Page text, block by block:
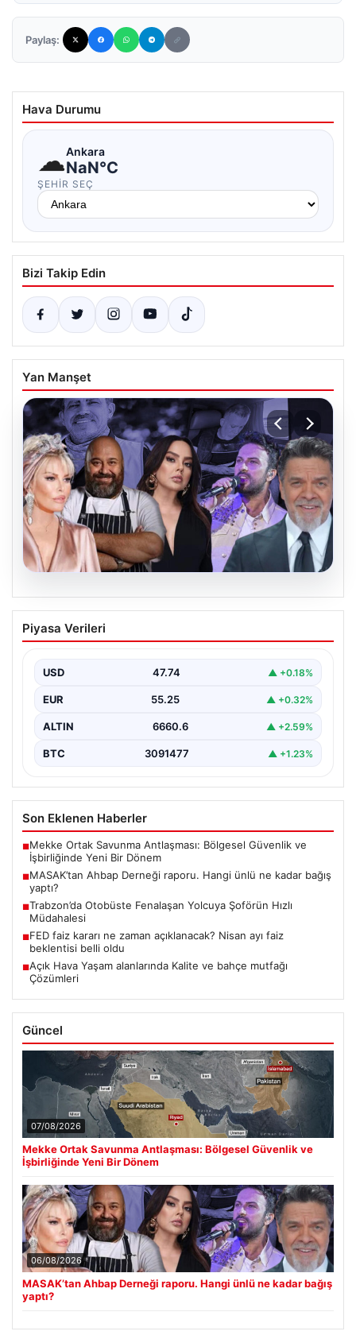
Paylaş:
Hava Durumu
☁Ankara
NaN°C
ŞEHIR SEÇ
Bizi Takip Edin
Yan Manşet
Trabzon’da Otobüste Fenalaşan
Yolcuya Şoförün Hızlı Müdahalesi
yaşındaki yolcu Hasan Öner’in hayatı, şoför Sinan
Erdoğan’ın…
Piyasa Verileri
USD 47.74 ▲ +0.18%
EUR 55.25 ▲ +0.32%
ALTIN 6660.6 ▲ +2.59%
BTC 3091477 ▲ +1.23%
Son Eklenen Haberler
■Mekke Ortak Savunma Antlaşması: Bölgesel Güvenlik ve
İşbirliğinde Yeni Bir Dönem
■MASAK’tan Ahbap Derneği raporu. Hangi ünlü ne kadar bağış
yaptı?
■Trabzon’da Otobüste Fenalaşan Yolcuya Şoförün Hızlı
Müdahalesi
■FED faiz kararı ne zaman açıklanacak? Nisan ayı faiz
beklentisi belli oldu
■Açık Hava Yaşam alanlarında Kalite ve bahçe mutfağı
Çözümleri
Güncel
07/08/2026
Mekke Ortak Savunma Antlaşması: Bölgesel Güvenlik ve
İşbirliğinde Yeni Bir Dönem
06/08/2026
MASAK’tan Ahbap Derneği raporu. Hangi ünlü ne kadar bağış
yaptı?